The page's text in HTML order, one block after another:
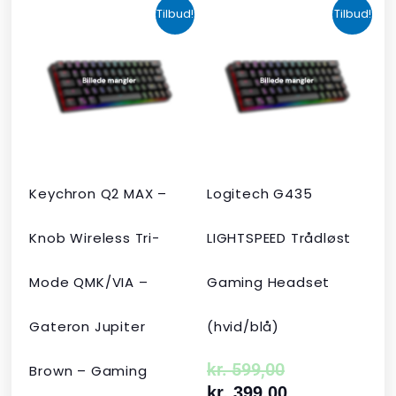
Tilbud!
Keychron Q2 MAX –
Knob Wireless Tri-
Mode QMK/VIA –
Gateron Jupiter
Brown – Gaming
oprindelige
pris
var:
kr. 2.190,00.
Den
aktuelle
pris
er:
kr. 1.465,00.
Tilbud!
Logitech G435
LIGHTSPEED Trådløst
Gaming Headset
(hvid/blå)
kr.599,00
oprindelige
pris
var:
kr. 599,00.
aktuelle
pris
er:
kr. 399,00.